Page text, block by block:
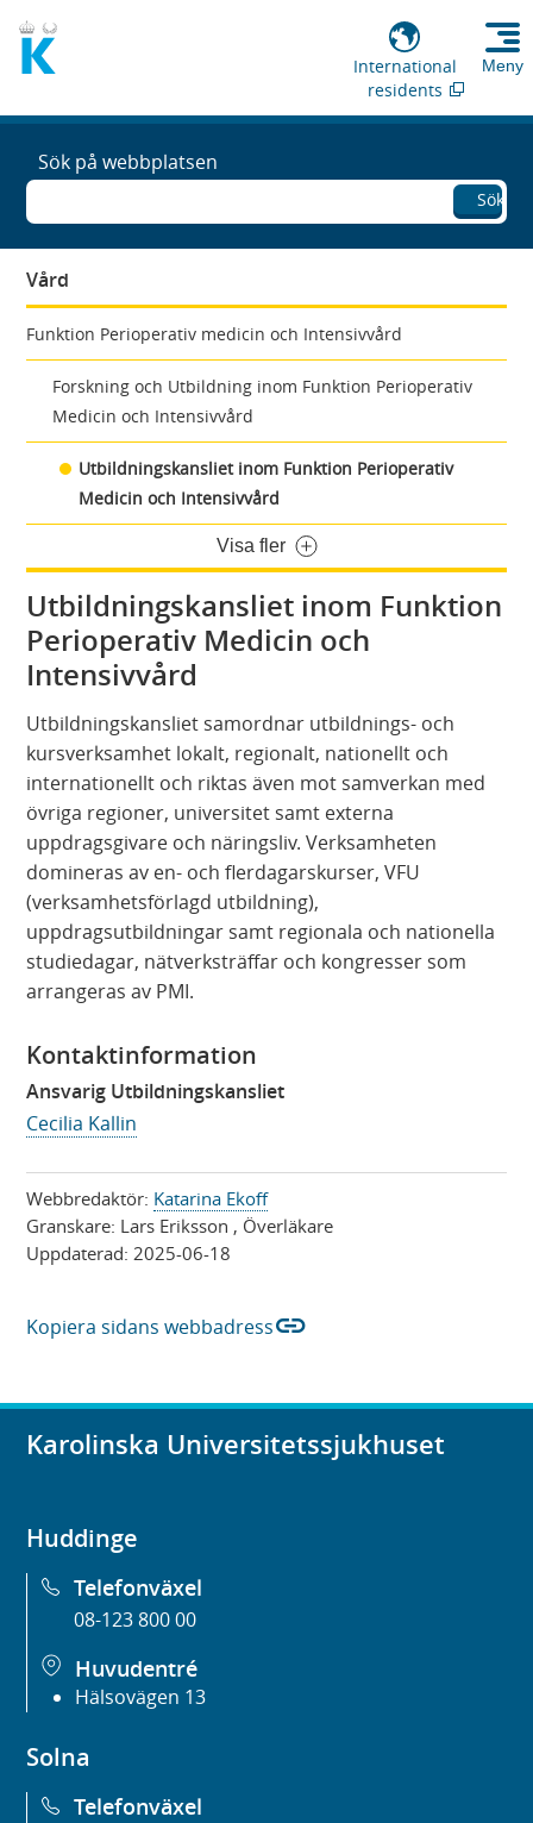
International
residents
Meny
Sök på webbplatsen
Sök
Vård
Funktion Perioperativ medicin och Intensivvård
Forskning och Utbildning inom Funktion Perioperativ
Medicin och Intensivvård
Utbildningskansliet inom Funktion Perioperativ
Medicin och Intensivvård
Visa fler
Utbildningskansliet inom Funktion
Perioperativ Medicin och
Intensivvård
Utbildningskansliet samordnar utbildnings- och
kursverksamhet lokalt, regionalt, nationellt och
internationellt och riktas även mot samverkan med
övriga regioner, universitet samt externa
uppdragsgivare och näringsliv. Verksamheten
domineras av en- och flerdagarskurser, VFU
(verksamhetsförlagd utbildning),
uppdragsutbildningar samt regionala och nationella
studiedagar, nätverksträffar och kongresser som
arrangeras av PMI.
Kontaktinformation
Ansvarig Utbildningskansliet
Cecilia Kallin
Webbredaktör: Katarina Ekoff
Granskare: Lars Eriksson , Överläkare
Uppdaterad:2025-06-18
Kopiera sidans webbadresslink
Karolinska Universitetssjukhuset
Huddinge
Telefonväxel
08-123 800 00
Huvudentré
Hälsovägen 13
Solna
Telefonväxel